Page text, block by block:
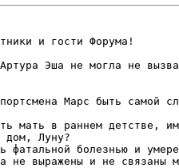
и гости Форума!
Эша не могла не
Марс быть самой
мать в раннем детстве,
дом, Луну?
фатальной болезнью и
выражены и не связаны